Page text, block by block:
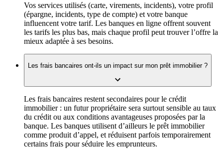
Vos services utilisés (carte, virements, incidents), votre profil
(épargne, incidents, type de compte) et votre banque
influencent votre tarif. Les banques en ligne offrent souvent
les tarifs les plus bas, mais chaque profil peut trouver l’offre la
mieux adaptée à ses besoins.
Les frais bancaires ont-ils un impact sur mon prêt immobilier ?
Les frais bancaires restent secondaires pour le crédit
immobilier : un futur propriétaire sera surtout sensible au taux
du crédit ou aux conditions avantageuses proposées par la
banque. Les banques utilisent d’ailleurs le prêt immobilier
comme produit d’appel, et réduisent parfois temporairement
certains frais pour séduire les emprunteurs.